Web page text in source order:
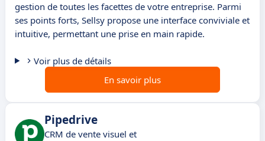
gestion de toutes les facettes de votre entreprise. Parmi
ses points forts, Sellsy propose une interface conviviale et
intuitive, permettant une prise en main rapide.
Voir plus de détails
En savoir plus
Pipedrive
CRM de vente visuel et